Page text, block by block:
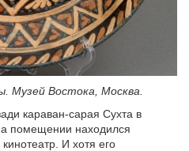
Музей Востока, Москва.
караван-сарая Сухта в
помещении находился
И хотя его